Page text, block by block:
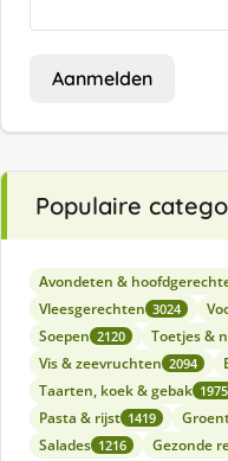
Aanmelden
Populaire
Avondeten &
Vleesgerechten 3024
Soepen 2120 Toetjes &
Vis & zeevruchten 2094
Taarten, koek & gebak 1975
Pasta & rijst 1419
Salades 1216 Gezonde